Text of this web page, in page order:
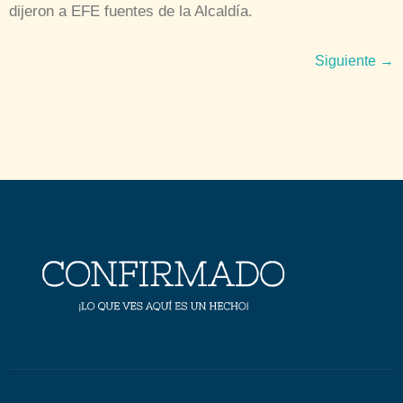
dijeron a EFE fuentes de la Alcaldía.
Siguiente →